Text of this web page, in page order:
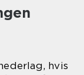
hvis